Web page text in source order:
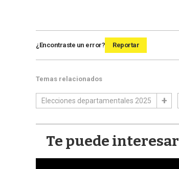
¿Encontraste un error? Reportar
Temas relacionados
Elecciones departamentales 2025
Te puede interesar